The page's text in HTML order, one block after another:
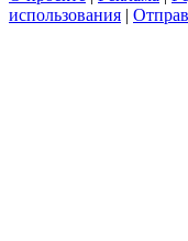
использования |